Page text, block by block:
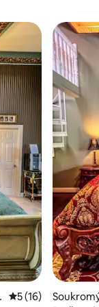
Průměrné
5 (16)